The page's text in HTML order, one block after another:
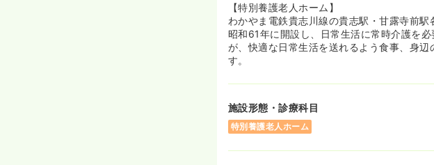
【特別養護老人ホーム】
わかやま電鉄貴志川線の貴志駅・甘露寺前
昭和61年に開設し、日常生活に常時介護を
が、快適な日常生活を送れるよう食事、身
す。
施設形態・診療科目
特別養護老人ホーム